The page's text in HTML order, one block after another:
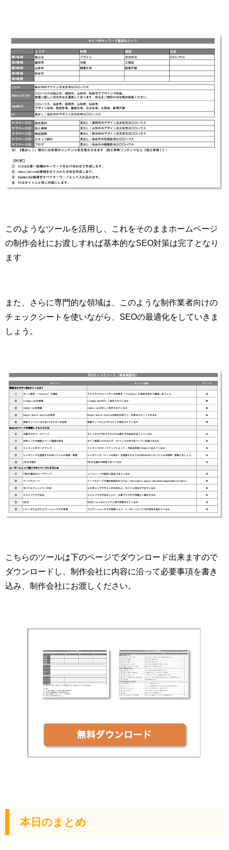
このようなツールを活用し、これをそのままホームページ
の制作会社にお渡しすれば基本的なSEO対策は完了となり
ます
また、さらに専門的な領域は、このような制作業者向けの
チェックシートを使いながら、SEOの最適化をしていきま
しょう。
こちらのツールは下のページでダウンロード出来ますので
ダウンロードし、制作会社に内容に沿って必要事項を書き
込み、制作会社にお渡しください。
本日のまとめ